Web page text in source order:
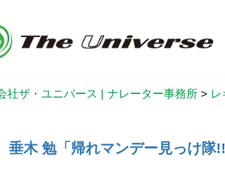
社ザ・ユニバース | ナレーター事務所 >
垂木 勉「帰れマンデー見っけ隊!!